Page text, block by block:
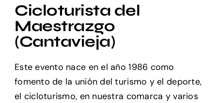
Quienes somos
Departamentos
Actualidad
Cicloturista del
Maestrazgo
(Cantavieja)
Este evento nace en el año 1986 como
fomento de la unión del turismo y el deporte,
el cicloturismo, en nuestra comarca y varios